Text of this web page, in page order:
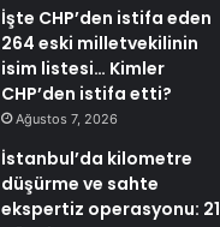
İşte CHP’den istifa eden
264 eski milletvekilinin
isim listesi… Kimler
CHP’den istifa etti?
Ağustos 7, 2026
İstanbul’da kilometre
düşürme ve sahte
ekspertiz operasyonu: 21